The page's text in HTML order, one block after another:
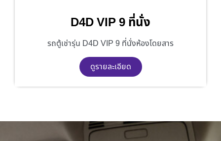
D4D VIP 9 ที่นั่ง
รถตู้เช่ารุ่น D4D VIP 9 ที่นั่งห้องโดยสาร
ดูรายละเอียด